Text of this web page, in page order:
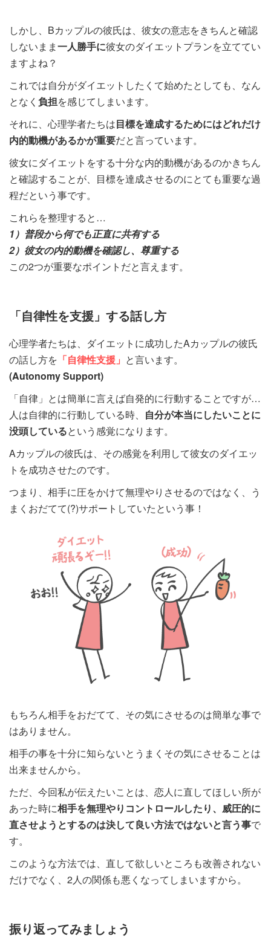
しかし、Bカップルの彼氏は、彼女の意志をきちんと確認
しないまま一人勝手に彼女のダイエットプランを立ててい
ますよね？
これでは自分がダイエットしたくて始めたとしても、なん
となく 負担を感じてしまいます。
それに、心理学者たちは目標を達成するためにはどれだけ
内的動機があるかが重要だと言っています。
彼女にダイエットをする十分な内的動機があるのかきちん
と確認することが、目標を達成させるのにとても重要な過
程だという事です。
これらを整理すると…
1）普段から何でも正直に共有する
2）彼女の内的動機を確認し、尊重する
この2つが重要なポイントだと言えます。
「自律性を支援」する話し方
心理学者たちは、ダイエットに成功したAカップルの彼氏
の話し方を 「自律性支援」 と言います。
(Autonomy Support)
「自律」とは簡単に言えば自発的に行動することですが…
人は自律的に行動している時、 自分が本当にしたいことに
没頭しているという感覚になります。
Aカップルの彼氏は、その感覚を利用して彼女のダイエッ
トを成功させたのです。
つまり、相手に圧をかけて無理やりさせるのではなく、う
まくおだてて(?)サポートしていたという事！
もちろん相手をおだてて、その気にさせるのは簡単な事で
はありません。
相手の事を十分に知らないとうまくその気にさせることは
出来ませんから。
ただ、今回私が伝えたいことは、恋人に直してほしい所が
あった時に相手を無理やりコントロールしたり、威圧的に
直させようとするのは決して良い方法ではないと言う事で
す。
このような方法では、直して欲しいところも改善されない
だけでなく、2人の関係も悪くなってしまいますから。
振り返ってみましょう